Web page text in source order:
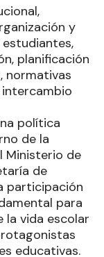
y
planificación
normativas
política
de la
Ministerio de
de
participación
para
la vida escolar
educativas.